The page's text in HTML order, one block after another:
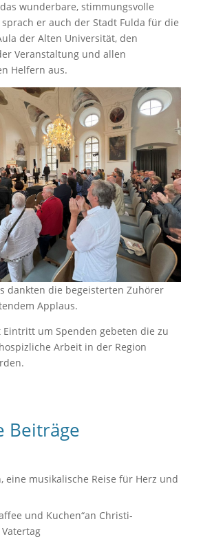
wunderbare, stimmungsvolle
sprach er auch der Stadt Fulda für die
der Alten Universität, den
Veranstaltung und allen
Helfern aus.
dankten die begeisterten Zuhörer
Applaus.
Eintritt um Spenden gebeten die zu
Arbeit in der Region
Beiträge
eine musikalische Reise für Herz und
und Kuchen“an Christi-